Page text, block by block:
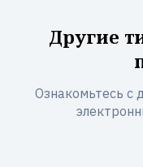
Другие
Ознакомьтесь с